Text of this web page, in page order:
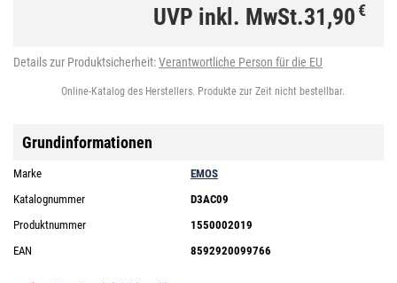
UVP inkl. MwSt.31,90€
Details zur Produktsicherheit:Verantwortliche Person für die EU
Online-Katalog des Herstellers. Produkte zur Zeit nicht bestellbar.
Grundinformationen
Marke
EMOS
Katalognummer
D3AC09
Produktnummer
1550002019
EAN
8592920099766